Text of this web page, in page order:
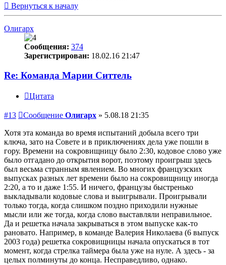
Вернуться к началу
Олигарх
Сообщения: 374
Зарегистрирован: 18.02.16 21:47
Re: Команда Марии Ситтель
Цитата
#13 Сообщение Олигарх » 5.08.18 21:35
Хотя эта команда во время испытаний добыла всего три
ключа, зато на Совете и в приключениях дела уже пошли в
гору. Времени на сокровищницу было 2:30, кодовое слово уже
было отгадано до открытия ворот, поэтому проигрыш здесь
был весьма странным явлением. Во многих французских
выпусках разных лет времени было на сокровищницу иногда
2:20, а то и даже 1:55. И ничего, французы быстренько
выкладывали кодовые слова и выигрывали. Проигрывали
только тогда, когда слишком поздно приходили нужные
мысли или же тогда, когда слово выставляли неправильное.
Да и решетка начала закрываться в этом выпуске как-то
рановато. Например, в команде Валерия Николаева (6 выпуск
2003 года) решетка сокровищницы начала опускаться в тот
момент, когда стрелка таймера была уже на нуле. А здесь - за
целых полминуты до конца. Несправедливо, однако.